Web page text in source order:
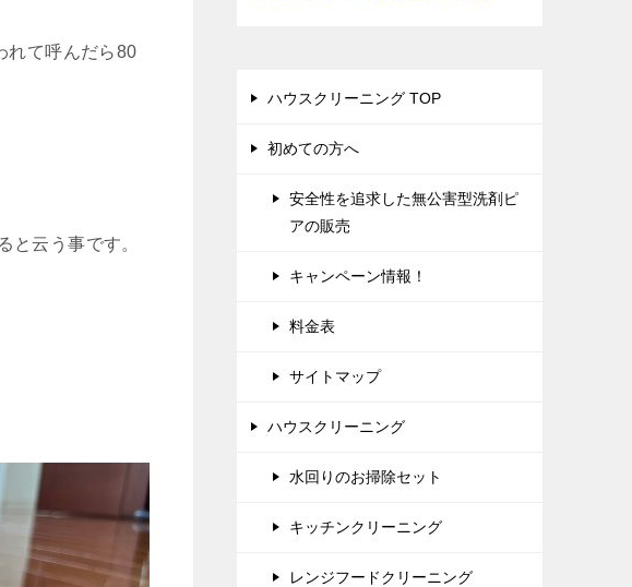
れて呼んだら80
と云う事です。
ハウスクリーニング TOP
初めての方へ
安全性を追求した無公害型洗剤ピ
アの販売
キャンペーン情報！
料金表
サイトマップ
ハウスクリーニング
水回りのお掃除セット
キッチンクリーニング
レンジフードクリーニング